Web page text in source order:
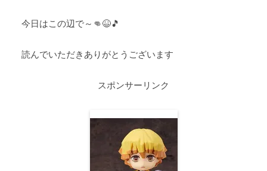
今日はこの辺で～👊😆🎵
読んでいただきありがとうございます
スポンサーリンク